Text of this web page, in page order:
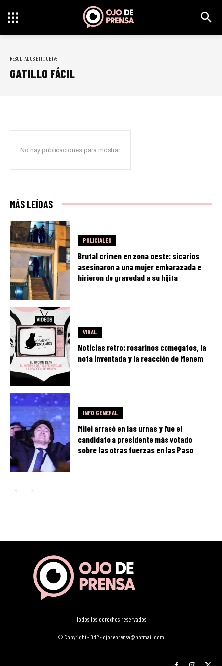
RESULTADOS ETIQUETA:
GATILLO FÁCIL
No hay publicaciones para mostrar
MÁS LEÍDAS
POLICIALES
Brutal crimen en zona oeste: sicarios
asesinaron a una mujer embarazada e
hirieron de gravedad a su hijita
VIRAL
Noticias retro: rosarinos comegatos, la
nota inventada y la reacción de Menem
INFO GENERAL
Milei arrasó en las urnas y fue el
candidato a presidente más votado
sobre las otras fuerzas en las Paso
Todos los derechos reservados
© Copyright - OdP - ojodeprensa@hotmail.com